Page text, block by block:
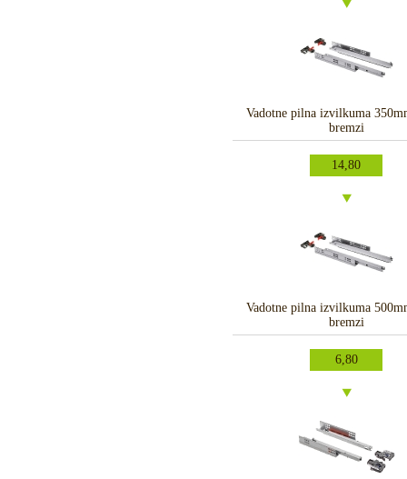
Vadotne pilna izvilkuma
bremzi
14,80
Vadotne pilna izvilkuma
bremzi
6,80